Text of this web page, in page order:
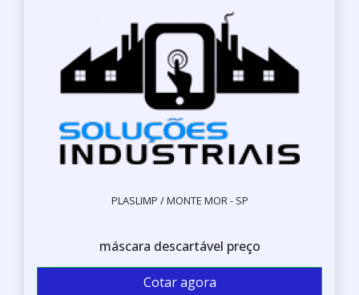
PLASLIMP / MONTE MOR - SP
máscara descartável preço
Cotar agora